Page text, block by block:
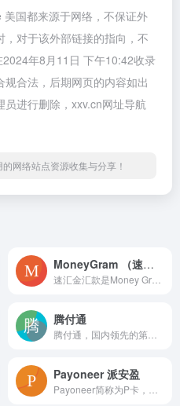
国都来源于网络，不保证外
对于该外部链接的指向，不
年8月11日 下午10:42收录
合法，后期网页的内容如出
进行删除，xxv.cn网址导航
网络站点资源收集与分享！
MoneyGram （速汇金汇款）美国公司
腾付通
Payoneer 派安盈